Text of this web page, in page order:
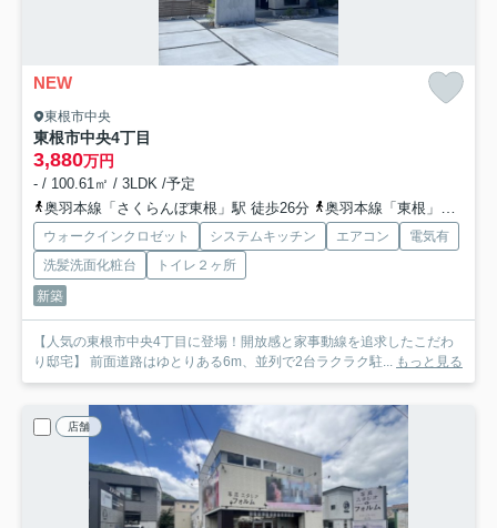
NEW
東根市中央
東根市中央4丁目
3,880万円
- / 100.61㎡ / 3LDK /予定
奥羽本線「さくらんぼ東根」駅 徒歩26分
奥羽本線「東根」駅 徒歩28分
ウォークインクロゼット システムキッチン エアコン
電気有
洗髪洗面化粧台
トイレ２ヶ所
新築
【人気の東根市中央4丁目に登場！開放感と家事動線を追求したこだわ
り邸宅】 前面道路はゆとりある6m、並列で2台ラクラク駐... もっと見る
店舗